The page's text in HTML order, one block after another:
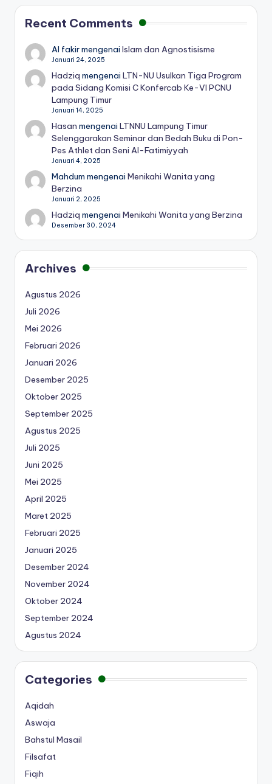
Recent Comments
Al fakirmengenaiIslam dan Agnostisisme
Januari 24, 2025
Hadziq mengenaiLTN-NU Usulkan Tiga Program
pada Sidang Komisi C Konfercab Ke-VI PCNU
Lampung Timur
Januari 14, 2025
Hasan mengenaiLTNNU Lampung Timur
Selenggarakan Seminar dan Bedah Buku di Pon-
Pes Athlet dan Seni Al-Fatimiyyah
Januari 4, 2025
Mahdum mengenaiMenikahi Wanita yang
Berzina
Januari 2, 2025
Hadziq mengenaiMenikahi Wanita yang Berzina
Desember 30, 2024
Archives
Agustus 2026
Juli 2026
Mei 2026
Februari 2026
Januari 2026
Desember 2025
Oktober 2025
September 2025
Agustus 2025
Juli 2025
Juni 2025
Mei 2025
April 2025
Maret 2025
Februari 2025
Januari 2025
Desember 2024
November 2024
Oktober 2024
September 2024
Agustus 2024
Categories
Aqidah
Aswaja
Bahstul Masail
Filsafat
Fiqih